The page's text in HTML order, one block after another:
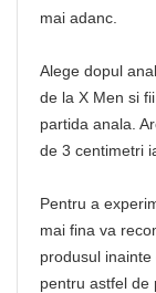
mai adanc.
Alege dopul
de la X Men si
partida anala.
de 3 centimetri
Pentru a
mai fina va
produsul
pentru astfel de